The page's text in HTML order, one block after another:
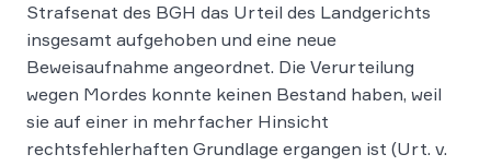
Strafsenat des BGH das Urteil des Landgerichts
insgesamt aufgehoben und eine neue
Beweisaufnahme angeordnet. Die Verurteilung
wegen Mordes konnte keinen Bestand haben, weil
sie auf einer in mehrfacher Hinsicht
rechtsfehlerhaften Grundlage ergangen ist (Urt. v.